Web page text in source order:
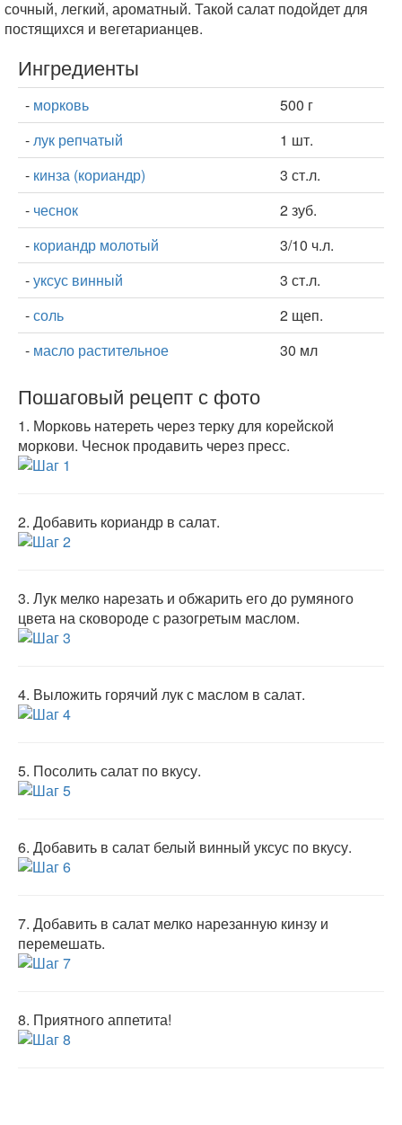
сочный, легкий, ароматный. Такой салат подойдет для
постящихся и вегетарианцев.
Ингредиенты
- морковь
500 г
-лук репчатый
1 шт.
- кинза (кориандр)
3 ст.л.
- чеснок
2 зуб.
- кориандр молотый
3/10 ч.л.
-уксус винный
3 ст.л.
-соль
2 щеп.
- масло растительное 30 мл
Пошаговый рецепт с фото
1. Морковь натереть через терку для корейской
моркови. Чеснок продавить через пресс.
2. Добавить кориандр в салат.
3. Лук мелко нарезать и обжарить его до румяного
цвета на сковороде с разогретым маслом.
4. Выложить горячий лук с маслом в салат.
5. Посолить салат по вкусу.
6. Добавить в салат белый винный уксус по вкусу.
7. Добавить в салат мелко нарезанную кинзу и
перемешать.
8. Приятного аппетита!